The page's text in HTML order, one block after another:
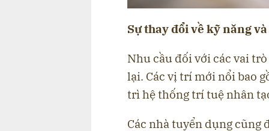
Sự thay đổi về kỹ năng
Nhu cầu đối với các vai
lại. Các vị trí mới nổi bao
trì hệ thống trí tuệ nhân
Các nhà tuyển dụng cũng